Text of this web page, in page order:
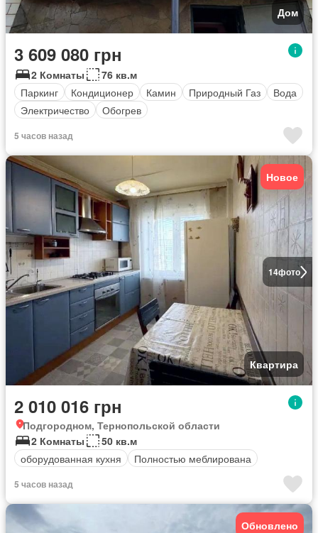
Дом
3 609 080 грн
2 Комнаты
76 кв.м
Паркинг
Кондиционер Камин Природный Газ
Вода
Электричество
Обогрев
5 часов назад
14фото
Новое
Квартира
2 010 016 грн
Подгородном, Тернопольской области
2 Комнаты
50 кв.м
оборудованная кухня
Полностью меблирована
5 часов назад
Обновлено